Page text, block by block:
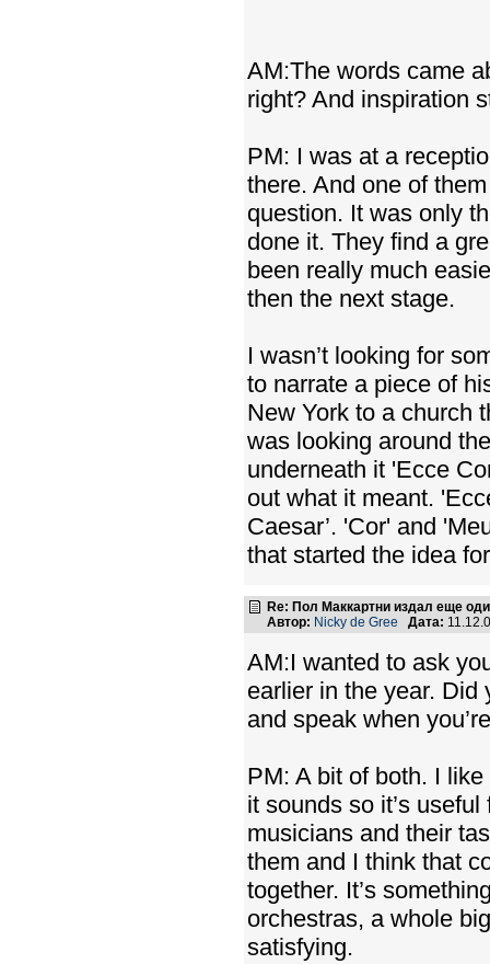
AM:The words came
right? And inspiration
PM: I was at a
there. And one of
question. It was only
done it. They find a
been really much
then the next stage.
I wasn’t looking for
to narrate a piece of
New York to a church
was looking around
underneath it 'Ecce
out what it meant.
Caesar’. 'Cor' and
that started the idea
Re: Пол Маккартни издал еще
Автор: Nicky de Gree Дата:
AM:I wanted to ask
earlier in the year. Did
and speak when
PM: A bit of both. I like
it sounds so it’s
musicians and their
them and I think that
together. It’s
orchestras, a whole
satisfying.